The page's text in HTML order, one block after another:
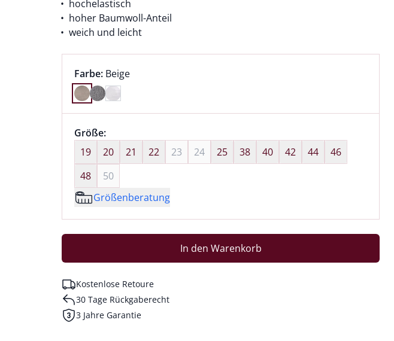
hochelastisch
hoher Baumwoll-Anteil
weich und leicht
Farbauswahl:
Farbe: aktuell ausgewählt:
Beige
Farbe Beige ausgewählt
Größenauswahl:
Größe:nichts ausgewählt
19
20 21 22 23 24 25 38 40 42 44
46
48
50
Größenberatung
In den Warenkorb
Kostenlose Retoure
30 Tage Rückgaberecht
3 Jahre Garantie